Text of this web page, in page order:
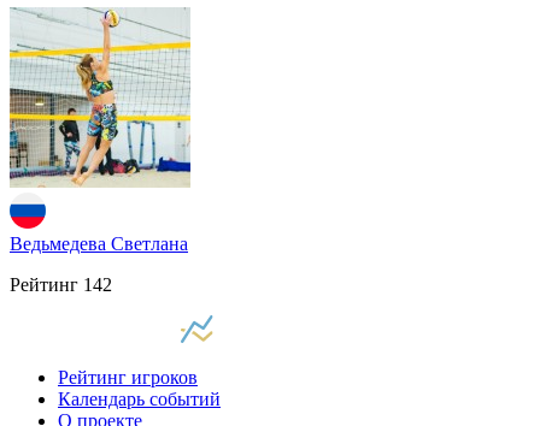
Ведьмедева Светлана
Рейтинг 142
Рейтинг игроков
Календарь событий
О проекте